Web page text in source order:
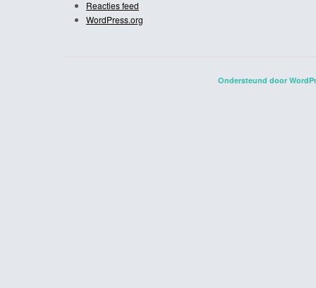
Reacties feed
WordPress.org
Ondersteund door